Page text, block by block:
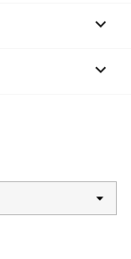

